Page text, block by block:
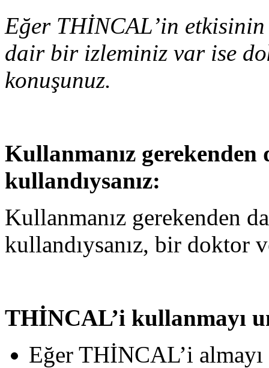
Eğer THİNCAL’in
dair bir izleminiz var ise
konuşunuz.
Kullanmanız
kullandıysanız:
Kullanmanız gerekenden
kullandıysanız, bir doktor
THİNCAL’i kullanmayı
Eğer THİNCAL’i